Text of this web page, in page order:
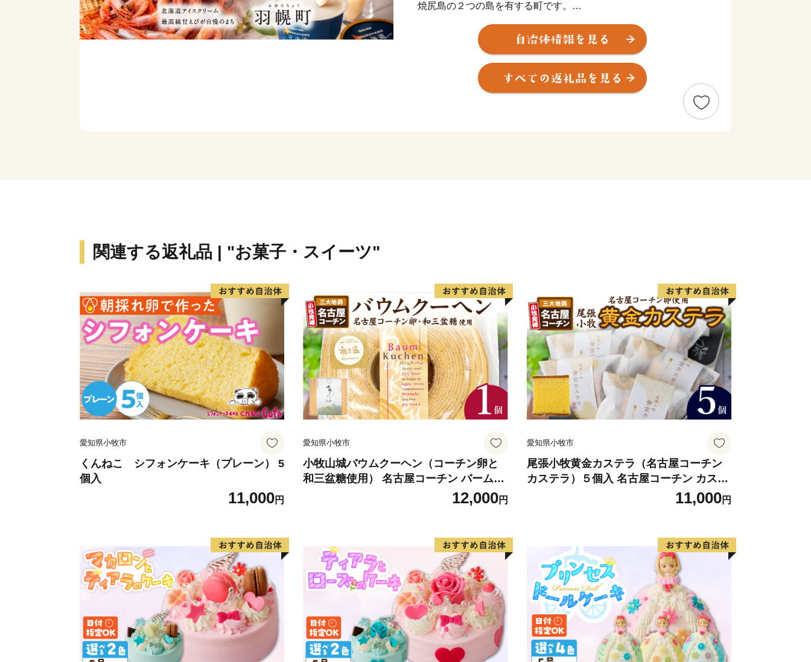
焼尻島の２つの島を有する町です。
リゾート気分満点のサンセットビーチからは、海に浮かぶ天売島、
焼尻島の２つの島、そして、日本海に沈む夕陽の美しい光景を眺め
ることができます。
羽幌町は日本トップクラスの水揚げ量を誇る甘えびをはじめ、ホタ
関連する返礼品 | "お菓子・スイーツ"
愛知県小牧市
くんねこ シフォンケーキ（プレーン） 5
個入
11,000円
愛知県小牧市
小牧山城バウムクーヘン（コーチン卵と
和三盆糖使用） 名古屋コーチン バームク
ーヘン 和三盆 小牧銘菓 バウムクーヘン
常温 愛知県 小牧市 アンプチベアやぐま
12,000円
愛知県小牧市
尾張小牧黄金カステラ（名古屋コーチン
カステラ）５個入 名古屋コーチン カステ
ラ ザラメ 常温 愛知県 小牧市 アンプチベ
11,000円